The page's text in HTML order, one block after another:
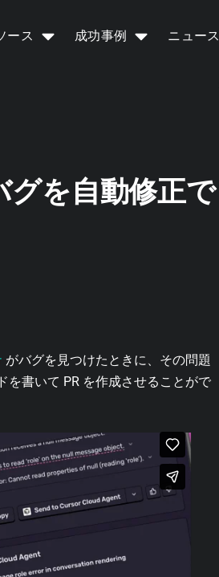
ース 成功事例 ニュース
を自動修正で
がバグを見つけたときに、その問題
を書いて PR を作成させることがで